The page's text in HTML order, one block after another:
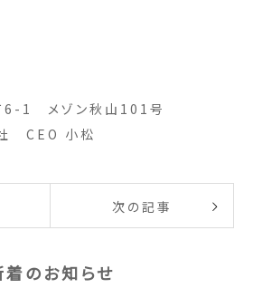
6-1 メゾン秋山101号
CEO 小松
次の記事
着のお知らせ